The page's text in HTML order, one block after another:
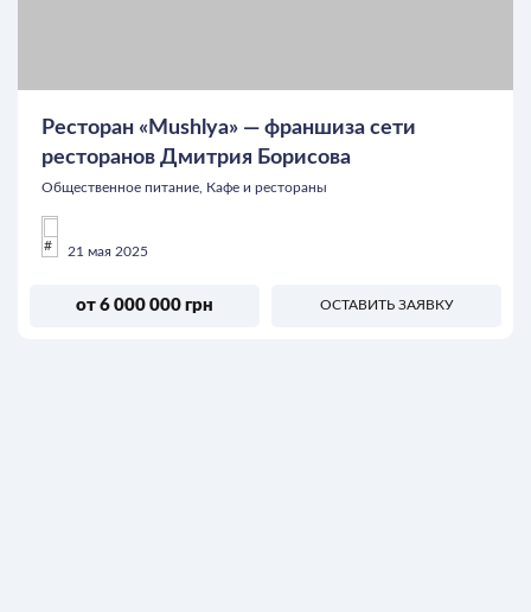
Ресторан «Mushlya» — франшиза сети
ресторанов Дмитрия Борисова
Общественное питание, Кафе и рестораны
21 мая 2025
от 6 000 000 грн ОСТАВИТЬ ЗАЯВКУ